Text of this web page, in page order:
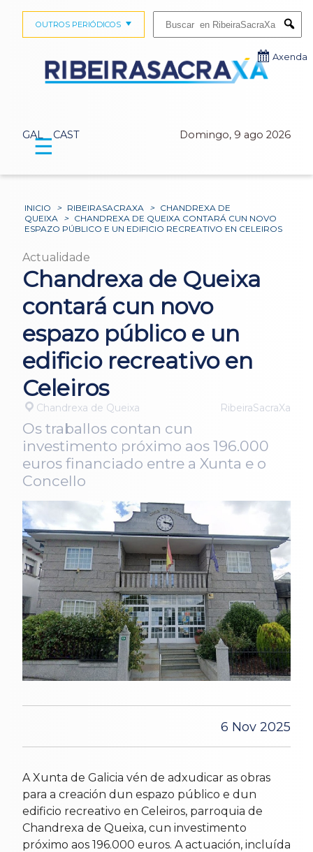
GAL CAST Domingo, 9 ago 2026
OUTROS PERIÓDICOS
Axenda
☰
INICIO > RIBEIRASACRAXA > CHANDREXA DE
QUEIXA
> CHANDREXA DE QUEIXA CONTARÁ CUN NOVO
ESPAZO PÚBLICO E UN EDIFICIO RECREATIVO EN CELEIROS
Actualidade
Chandrexa de Queixa
contará cun novo
espazo público e un
edificio recreativo en
Celeiros
Chandrexa de Queixa RibeiraSacraXa
Os traballos contan cun
investimento próximo aos 196.000
euros financiado entre a Xunta e o
Concello
6 Nov 2025
A Xunta de Galicia vén de adxudicar as obras
para a creación dun espazo público e dun
edificio recreativo en Celeiros, parroquia de
Chandrexa de Queixa, cun investimento
próximo aos 196.000 euros. A actuación, incluída